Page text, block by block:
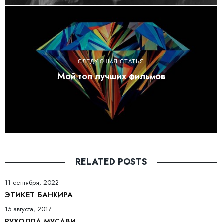
СЛЕДУЮЩАЯ СТАТЬЯ
Мой топ лучших фильмов
RELATED POSTS
11 сентября, 2022
ЭТИКЕТ БАНКИРА
15 августа, 2017